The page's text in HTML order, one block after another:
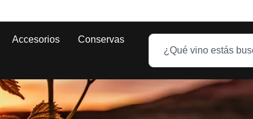
Accesorios Conservas